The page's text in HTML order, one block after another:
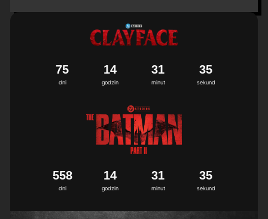
dni
75
godzin
14
minut
31
sekund
33
dni
558
godzin
14
minut
31
sekund
33